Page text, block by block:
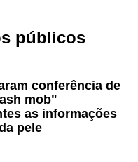
públicos
conferência de
mob"
as informações
pele